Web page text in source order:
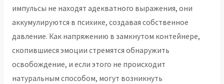
импульсы не находят адекватного выражения, они
аккумулируются в психике, создавая собственное
давление. Как напряжению в замкнутом контейнере,
скопившиеся эмоции стремятся обнаружить
освобождение, и если этого не происходит
натуральным способом, могут возникнуть